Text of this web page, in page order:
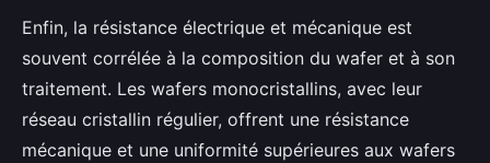
Enfin, la résistance électrique et mécanique est
souvent corrélée à la composition du wafer et à son
traitement. Les wafers monocristallins, avec leur
réseau cristallin régulier, offrent une résistance
mécanique et une uniformité supérieures aux wafers